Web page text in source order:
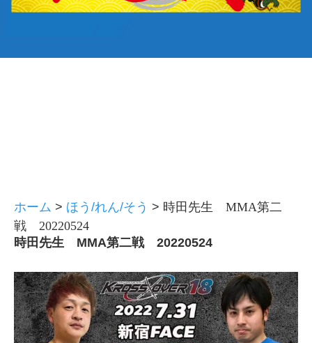
ホーム > ほう/れん/そう > 時田先生 MMA第二
戦 20220524
時田先生 MMA第二戦 20220524